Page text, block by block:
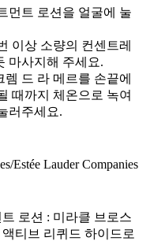
먼트 로션을 얼굴에 눌
이상 소량의 컨센트레
마사지해 주세요.
드 라 메르를 손끝에
때까지 체온으로 녹여
러주세요.
Estée Lauder Companies
로션 : 미라클 브로스
티브 리퀴드 하이드로